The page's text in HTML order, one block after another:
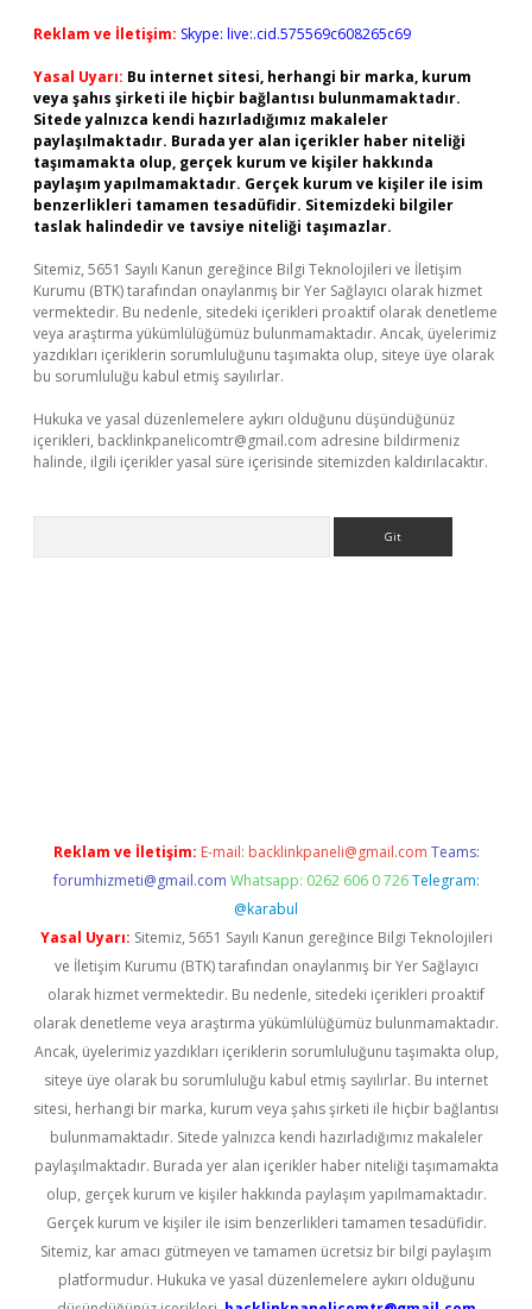
Reklam ve İletişim: Skype: live:.cid.575569c608265c69
Yasal Uyarı: Bu internet sitesi, herhangi bir marka, kurum
veya şahıs şirketi ile hiçbir bağlantısı bulunmamaktadır.
Sitede yalnızca kendi hazırladığımız makaleler
paylaşılmaktadır. Burada yer alan içerikler haber niteliği
taşımamakta olup, gerçek kurum ve kişiler hakkında
paylaşım yapılmamaktadır. Gerçek kurum ve kişiler ile isim
benzerlikleri tamamen tesadüfidir. Sitemizdeki bilgiler
taslak halindedir ve tavsiye niteliği taşımazlar.
Sitemiz, 5651 Sayılı Kanun gereğince Bilgi Teknolojileri ve İletişim
Kurumu (BTK) tarafından onaylanmış bir Yer Sağlayıcı olarak hizmet
vermektedir. Bu nedenle, sitedeki içerikleri proaktif olarak denetleme
veya araştırma yükümlülüğümüz bulunmamaktadır. Ancak, üyelerimiz
yazdıkları içeriklerin sorumluluğunu taşımakta olup, siteye üye olarak
bu sorumluluğu kabul etmiş sayılırlar.
Hukuka ve yasal düzenlemelere aykırı olduğunu düşündüğünüz
içerikleri, backlinkpanelicomtr@gmail.com adresine bildirmeniz
halinde, ilgili içerikler yasal süre içerisinde sitemizden kaldırılacaktır.
Reklam ve İletişim: E-mail: backlinkpaneli@gmail.com Teams:
forumhizmeti@gmail.com Whatsapp: 0262 606 0 726 Telegram:
@karabul
Yasal Uyarı: Sitemiz, 5651 Sayılı Kanun gereğince Bilgi Teknolojileri
ve İletişim Kurumu (BTK) tarafından onaylanmış bir Yer Sağlayıcı
olarak hizmet vermektedir. Bu nedenle, sitedeki içerikleri proaktif
olarak denetleme veya araştırma yükümlülüğümüz bulunmamaktadır.
Ancak, üyelerimiz yazdıkları içeriklerin sorumluluğunu taşımakta olup,
siteye üye olarak bu sorumluluğu kabul etmiş sayılırlar. Bu internet
sitesi, herhangi bir marka, kurum veya şahıs şirketi ile hiçbir bağlantısı
bulunmamaktadır. Sitede yalnızca kendi hazırladığımız makaleler
paylaşılmaktadır. Burada yer alan içerikler haber niteliği taşımamakta
olup, gerçek kurum ve kişiler hakkında paylaşım yapılmamaktadır.
Gerçek kurum ve kişiler ile isim benzerlikleri tamamen tesadüfidir.
Sitemiz, kar amacı gütmeyen ve tamamen ücretsiz bir bilgi paylaşım
platformudur. Hukuka ve yasal düzenlemelere aykırı olduğunu